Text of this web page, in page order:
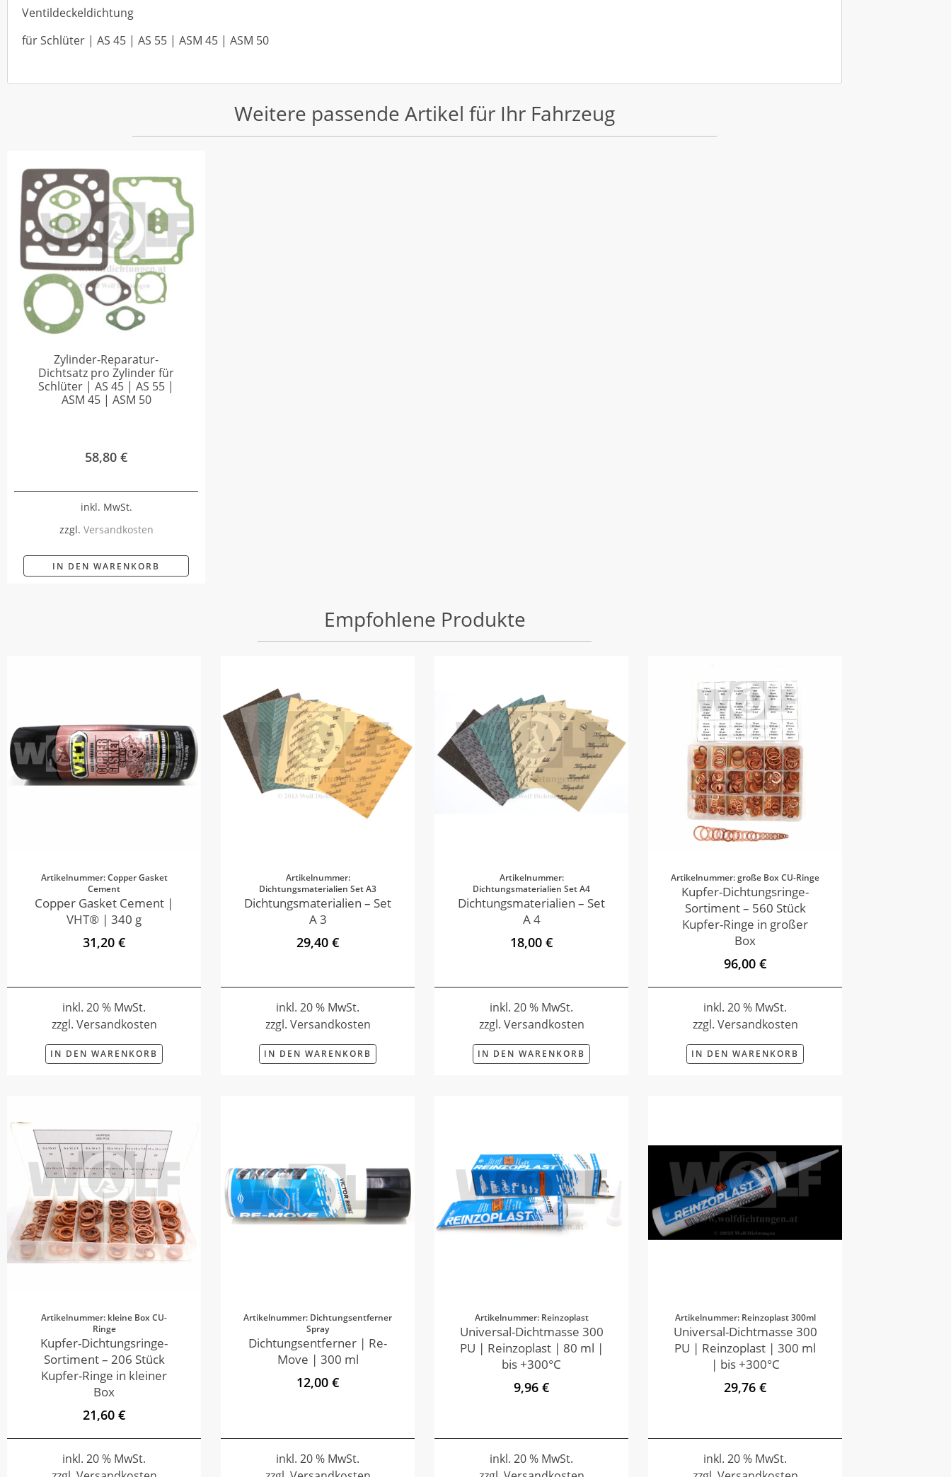
Ventildeckeldichtung
für Schlüter | AS 45 | AS 55 | ASM 45 | ASM 50
Weitere passende Artikel für Ihr Fahrzeug
Zylinder-Reparatur-
Dichtsatz pro Zylinder für
Schlüter | AS 45 | AS 55 |
ASM 45 | ASM 50
58,80 €
inkl. MwSt.
zzgl. Versandkosten
IN DEN WARENKORB
Empfohlene Produkte
Artikelnummer: Copper Gasket
Cement
Copper Gasket Cement |
VHT® | 340 g
31,20 €
inkl. 20 % MwSt.
zzgl. Versandkosten
IN DEN WARENKORB
Artikelnummer:
Dichtungsmaterialien Set A3
Dichtungsmaterialien – Set
A 3
29,40 €
inkl. 20 % MwSt.
zzgl. Versandkosten
IN DEN WARENKORB
Artikelnummer:
Dichtungsmaterialien Set A4
Dichtungsmaterialien – Set
A 4
18,00 €
inkl. 20 % MwSt.
zzgl. Versandkosten
IN DEN WARENKORB
Artikelnummer: große Box CU-Ringe
Kupfer-Dichtungsringe-
Sortiment – 560 Stück
Kupfer-Ringe in großer
Box
96,00 €
inkl. 20 % MwSt.
zzgl. Versandkosten
IN DEN WARENKORB
Artikelnummer: kleine Box CU-
Ringe
Kupfer-Dichtungsringe-
Sortiment – 206 Stück
Kupfer-Ringe in kleiner
Box
21,60 €
inkl. 20 % MwSt.
Artikelnummer: Dichtungsentferner
Spray
Dichtungsentferner | Re-
Move | 300 ml
12,00 €
inkl. 20 % MwSt.
Artikelnummer: Reinzoplast
Universal-Dichtmasse 300
PU | Reinzoplast | 80 ml |
bis +300°C
9,96 €
inkl. 20 % MwSt.
Artikelnummer: Reinzoplast 300ml
Universal-Dichtmasse 300
PU | Reinzoplast | 300 ml
| bis +300°C
29,76 €
inkl. 20 % MwSt.